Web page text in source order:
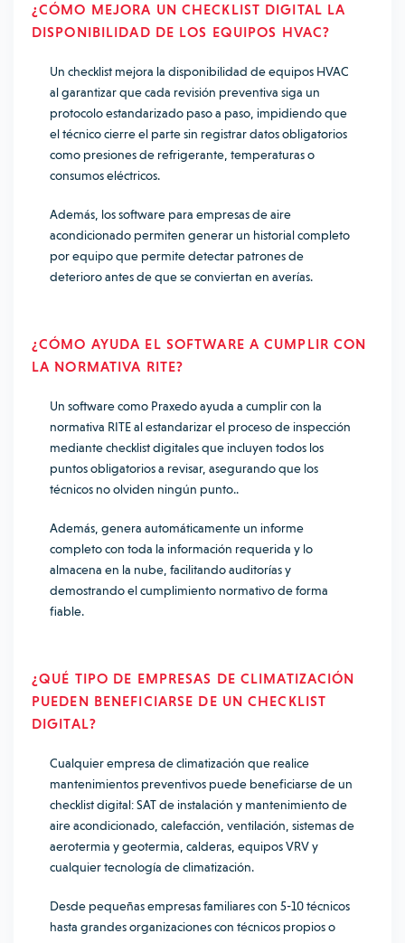
¿CÓMO MEJORA UN CHECKLIST DIGITAL LA
DISPONIBILIDAD DE LOS EQUIPOS HVAC?
Un checklist mejora la disponibilidad de equipos HVAC
al garantizar que cada revisión preventiva siga un
protocolo estandarizado paso a paso, impidiendo que
el técnico cierre el parte sin registrar datos obligatorios
como presiones de refrigerante, temperaturas o
consumos eléctricos.
Además, los software para empresas de aire
acondicionado permiten generar un historial completo
por equipo que permite detectar patrones de
deterioro antes de que se conviertan en averías.
¿CÓMO AYUDA EL SOFTWARE A CUMPLIR CON
LA NORMATIVA RITE?
Un software como Praxedo ayuda a cumplir con la
normativa RITE al estandarizar el proceso de inspección
mediante checklist digitales que incluyen todos los
puntos obligatorios a revisar, asegurando que los
técnicos no olviden ningún punto..
Además, genera automáticamente un informe
completo con toda la información requerida y lo
almacena en la nube, facilitando auditorías y
demostrando el cumplimiento normativo de forma
fiable.
¿QUÉ TIPO DE EMPRESAS DE CLIMATIZACIÓN
PUEDEN BENEFICIARSE DE UN CHECKLIST
DIGITAL?
Cualquier empresa de climatización que realice
mantenimientos preventivos puede beneficiarse de un
checklist digital: SAT de instalación y mantenimiento de
aire acondicionado, calefacción, ventilación, sistemas de
aerotermia y geotermia, calderas, equipos VRV y
cualquier tecnología de climatización.
Desde pequeñas empresas familiares con 5-10 técnicos
hasta grandes organizaciones con técnicos propios o